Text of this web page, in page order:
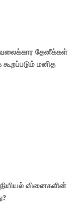
தேனீக்கள்
கூறப்படும் மனித
வினைகளின்